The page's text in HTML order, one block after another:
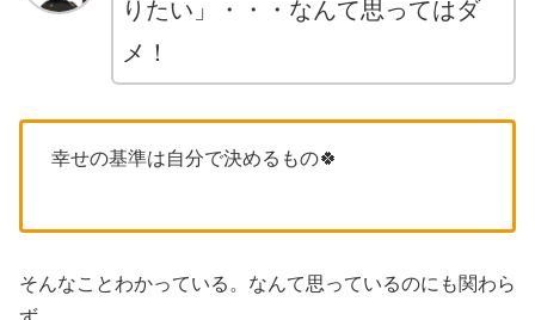
りたい」・・・なんて思ってはダ
メ！
幸せの基準は自分で決めるもの🍀
そんなことわかっている。なんて思っているのにも関わら